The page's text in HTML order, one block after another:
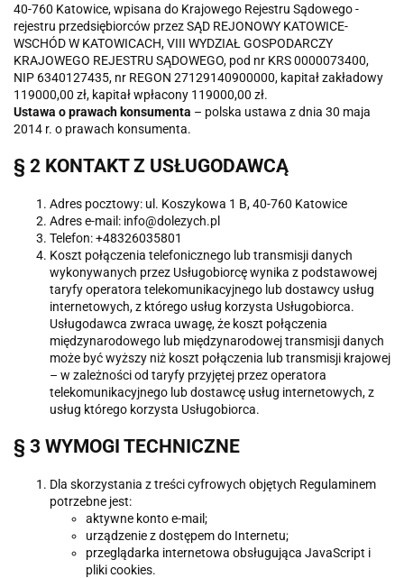
40-760 Katowice, wpisana do Krajowego Rejestru Sądowego -
rejestru przedsiębiorców przez SĄD REJONOWY KATOWICE-
WSCHÓD W KATOWICACH, VIII WYDZIAŁ GOSPODARCZY
KRAJOWEGO REJESTRU SĄDOWEGO, pod nr KRS 0000073400,
NIP 6340127435, nr REGON 27129140900000, kapitał zakładowy
119000,00 zł, kapitał wpłacony 119000,00 zł.
Ustawa o prawach konsumenta – polska ustawa z dnia 30 maja
2014 r. o prawach konsumenta.
§ 2 KONTAKT Z USŁUGODAWCĄ
Adres pocztowy: ul. Koszykowa 1 B, 40-760 Katowice
Adres e-mail: info@dolezych.pl
Telefon: +48326035801
Koszt połączenia telefonicznego lub transmisji danych
wykonywanych przez Usługobiorcę wynika z podstawowej
taryfy operatora telekomunikacyjnego lub dostawcy usług
internetowych, z którego usług korzysta Usługobiorca.
Usługodawca zwraca uwagę, że koszt połączenia
międzynarodowego lub międzynarodowej transmisji danych
może być wyższy niż koszt połączenia lub transmisji krajowej
– w zależności od taryfy przyjętej przez operatora
telekomunikacyjnego lub dostawcę usług internetowych, z
usług którego korzysta Usługobiorca.
§ 3 WYMOGI TECHNICZNE
Dla skorzystania z treści cyfrowych objętych Regulaminem
potrzebne jest:
aktywne konto e-mail;
urządzenie z dostępem do Internetu;
przeglądarka internetowa obsługująca JavaScript i
pliki cookies.